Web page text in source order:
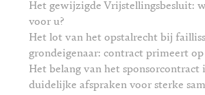
Het gewijzigde Vrijstellingsbesluit:
voor u?
Het lot van het opstalrecht bij
grondeigenaar: contract primeert
Het belang van het sponsorcontract
duidelijke afspraken voor sterke